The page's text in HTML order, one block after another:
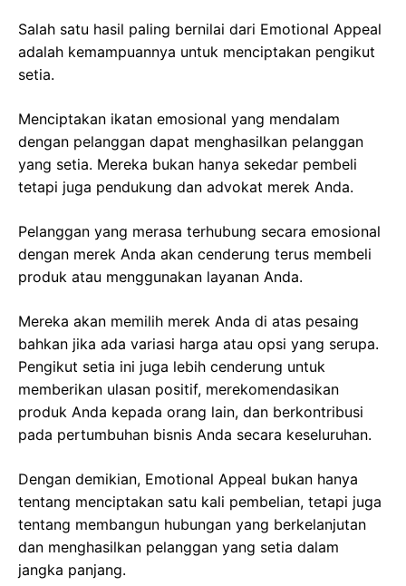
Salah satu hasil paling bernilai dari Emotional Appeal
adalah kemampuannya untuk menciptakan pengikut
setia.
Menciptakan ikatan emosional yang mendalam
dengan pelanggan dapat menghasilkan pelanggan
yang setia. Mereka bukan hanya sekedar pembeli
tetapi juga pendukung dan advokat merek Anda.
Pelanggan yang merasa terhubung secara emosional
dengan merek Anda akan cenderung terus membeli
produk atau menggunakan layanan Anda.
Mereka akan memilih merek Anda di atas pesaing
bahkan jika ada variasi harga atau opsi yang serupa.
Pengikut setia ini juga lebih cenderung untuk
memberikan ulasan positif, merekomendasikan
produk Anda kepada orang lain, dan berkontribusi
pada pertumbuhan bisnis Anda secara keseluruhan.
Dengan demikian, Emotional Appeal bukan hanya
tentang menciptakan satu kali pembelian, tetapi juga
tentang membangun hubungan yang berkelanjutan
dan menghasilkan pelanggan yang setia dalam
jangka panjang.